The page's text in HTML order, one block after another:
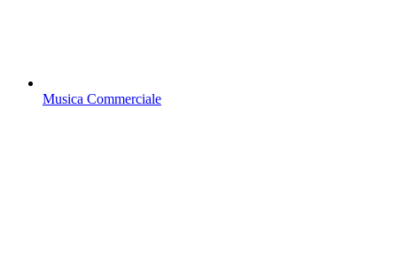
Musica Commerciale